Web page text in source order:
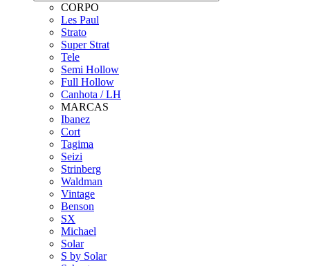
CORPO
Les Paul
Strato
Super Strat
Tele
Semi Hollow
Full Hollow
Canhota / LH
MARCAS
Ibanez
Cort
Tagima
Seizi
Strinberg
Waldman
Vintage
Benson
SX
Michael
Solar
S by Solar